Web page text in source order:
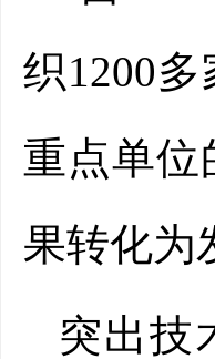
织1200
重点单位
果转化为
突出技